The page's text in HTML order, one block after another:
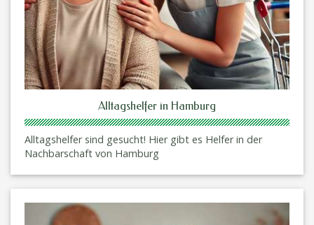
Alltagshelfer in Hamburg
Alltagshelfer sind gesucht! Hier gibt es Helfer in der
Nachbarschaft von Hamburg